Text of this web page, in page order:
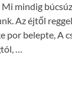
Mi mindig
Az éjtől
por belepte, A
…